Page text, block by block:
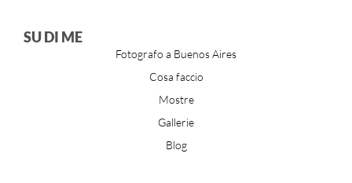
SU DI ME
Fotografo a Buenos Aires
Cosa faccio
Mostre
Gallerie
Blog